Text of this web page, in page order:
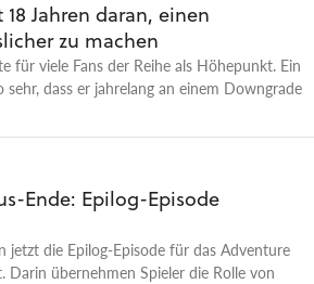
Jahren daran, einen
zu machen
für viele Fans der Reihe als Höhepunkt. Ein
sehr, dass er jahrelang an einem Downgrade
Ende: Epilog-Episode
jetzt die Epilog-Episode für das Adventure
Darin übernehmen Spieler die Rolle von